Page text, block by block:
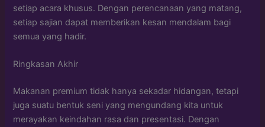
setiap acara khusus. Dengan perencanaan yang matang,
setiap sajian dapat memberikan kesan mendalam bagi
semua yang hadir.
Ringkasan Akhir
Makanan premium tidak hanya sekadar hidangan, tetapi
juga suatu bentuk seni yang mengundang kita untuk
merayakan keindahan rasa dan presentasi. Dengan